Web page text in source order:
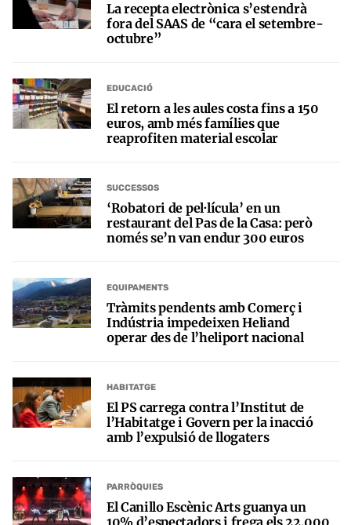
La recepta electrònica s’estendrà
fora del SAAS de “cara el setembre-
octubre”
EDUCACIÓ
El retorn a les aules costa fins a 150
euros, amb més famílies que
reaprofiten material escolar
SUCCESSOS
‘Robatori de pel·lícula’ en un
restaurant del Pas de la Casa: però
només se’n van endur 300 euros
EQUIPAMENTS
Tràmits pendents amb Comerç i
Indústria impedeixen Heliand
operar des de l’heliport nacional
HABITATGE
El PS carrega contra l’Institut de
l’Habitatge i Govern per la inacció
amb l’expulsió de llogaters
PARRÒQUIES
El Canillo Escènic Arts guanya un